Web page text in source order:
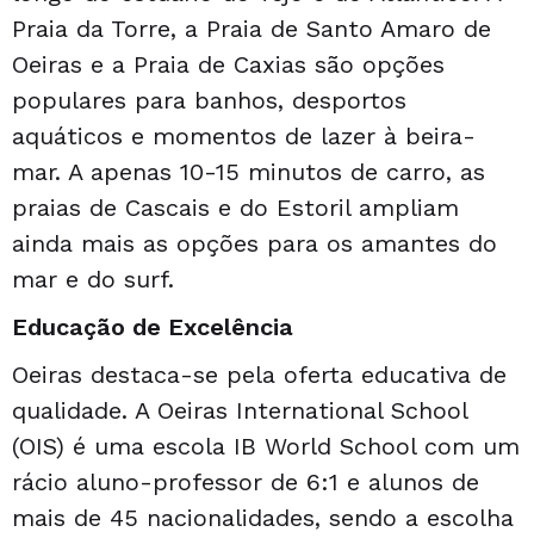
Praia da Torre, a Praia de Santo Amaro de
Oeiras e a Praia de Caxias são opções
populares para banhos, desportos
aquáticos e momentos de lazer à beira-
mar. A apenas 10-15 minutos de carro, as
praias de Cascais e do Estoril ampliam
ainda mais as opções para os amantes do
mar e do surf.
Educação de Excelência
Oeiras destaca-se pela oferta educativa de
qualidade. A Oeiras International School
(OIS) é uma escola IB World School com um
rácio aluno-professor de 6:1 e alunos de
mais de 45 nacionalidades, sendo a escolha